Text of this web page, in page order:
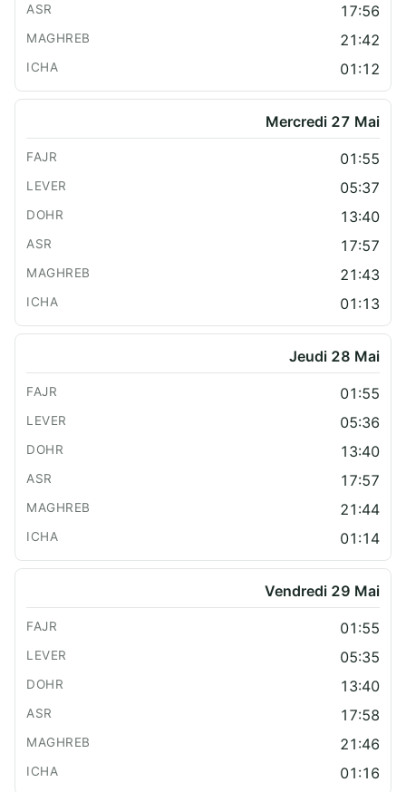
17:56
21:42
01:12
Mercredi 27 Mai
01:55
05:37
13:40
17:57
21:43
01:13
Jeudi 28 Mai
01:55
05:36
13:40
17:57
21:44
01:14
Vendredi 29 Mai
01:55
05:35
13:40
17:58
21:46
01:16